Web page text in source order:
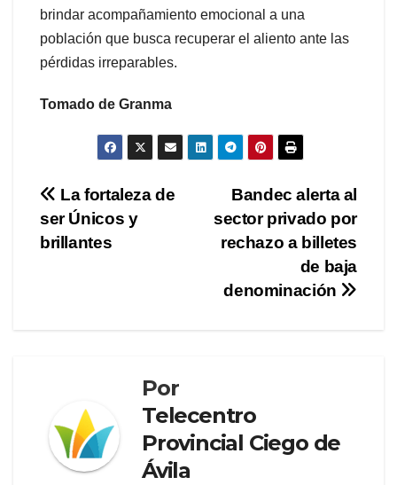
brindar acompañamiento emocional a una
población que busca recuperar el aliento ante las
pérdidas irreparables.
Tomado de Granma
Navegación
de
Bandec alerta al
sector privado por
rechazo a billetes
de baja
denominación
La fortaleza de
ser Únicos y
brillantes
Por
Telecentro
Provincial Ciego de
Ávila